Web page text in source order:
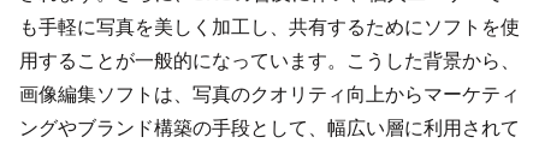
も手軽に写真を美しく加工し、共有するためにソフトを使
用することが一般的になっています。こうした背景から、
画像編集ソフトは、写真のクオリティ向上からマーケティ
ングやブランド構築の手段として、幅広い層に利用されて